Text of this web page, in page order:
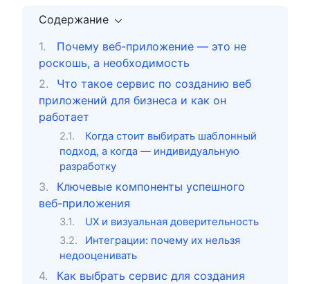
Содержание
Почему веб-приложение — это не
роскошь, а необходимость
Что такое сервис по созданию веб
приложений для бизнеса и как он
работает
Когда стоит выбирать шаблонный
подход, а когда — индивидуальную
разработку
Ключевые компоненты успешного
веб-приложения
UX и визуальная доверительность
Интеграции: почему их нельзя
недооценивать
Как выбрать сервис для создания